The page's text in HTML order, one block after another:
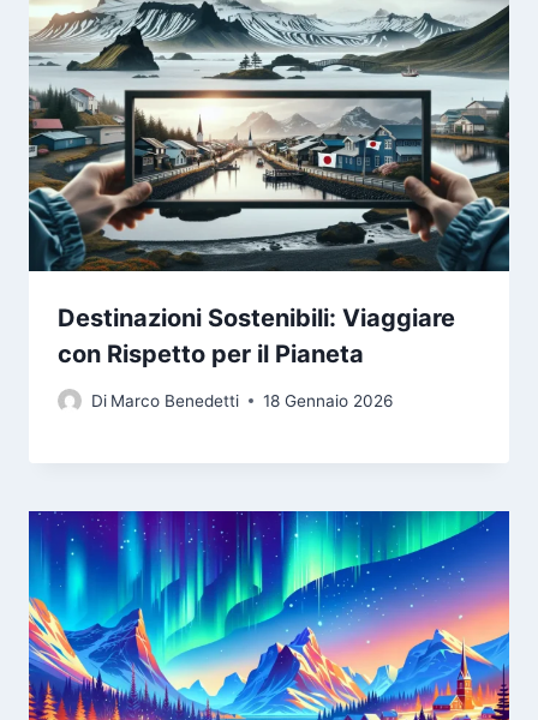
Destinazioni Sostenibili: Viaggiare
con Rispetto per il Pianeta
Di Marco Benedetti 18 Gennaio 2026